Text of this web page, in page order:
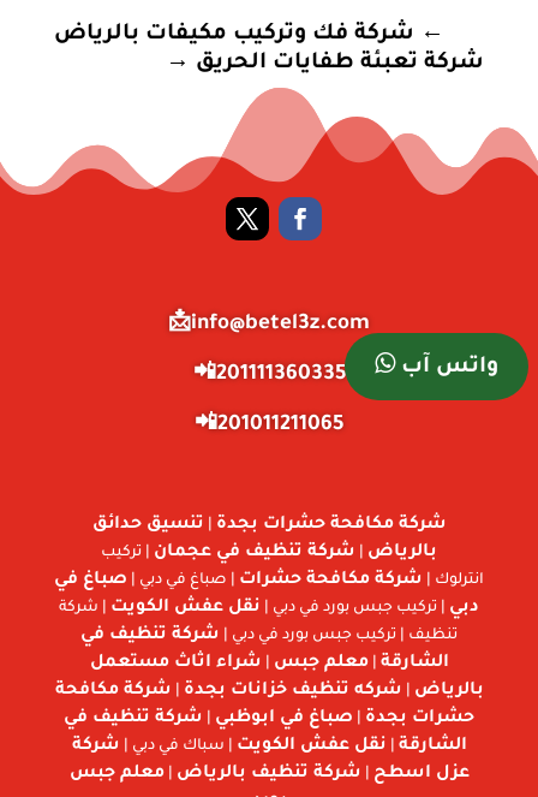
← شركة فك وتركيب مكيفات بالرياض
شركة تعبئة طفايات الحريق →
info@betel3z.com📩
201111360335📲
201011211065📲
واتس آب
شركة مكافحة حشرات بجدة
تنسيق حدائق
بالرياض
شركة تنظيف في عجمان | تركيب
انترلوك |
شركة مكافحة حشرات | صباغ في دبي | صباغ في
دبي | تركيب جبس بورد في دبي | نقل عفش الكويت | شركة
تنظيف | تركيب جبس بورد في دبي |
شركة تنظيف في
الشارقة |معلم جبس
شراء اثاث مستعمل
بالرياض
شركه تنظيف خزانات بجدة
شركة مكافحة
حشرات بجدة
صباغ في ابوظبي
شركة تنظيف في
الشارقة
نقل عفش الكويت | سباك في دبي |
شركة
عزل اسطح
شركة تنظيف بالرياض |معلم جبس